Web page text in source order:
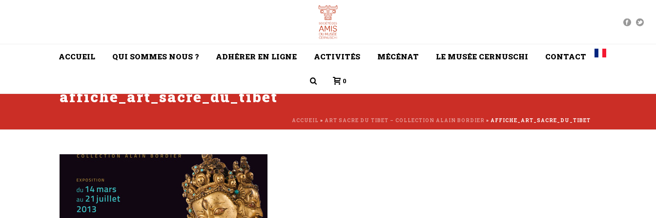
ACCUEIL QUI SOMMES NOUS ? ADHÉRER EN LIGNE ACTIVITÉS MÉCÉNAT LE MUSÉE CERNUSCHI CONTACT
0
affiche_art_sacre_du_tibet
ACCUEIL » ART SACRE DU TIBET – COLLECTION ALAIN BORDIER » AFFICHE_ART_SACRE_DU_TIBET